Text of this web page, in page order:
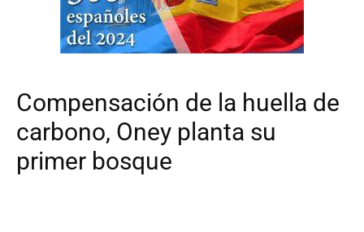
Compensación de la huella de
carbono, Oney planta su
primer bosque